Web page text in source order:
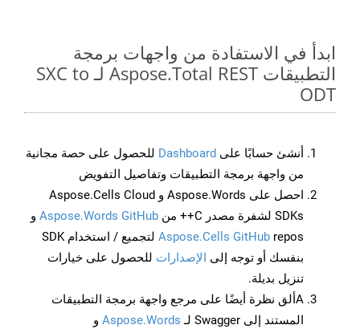
ابدأ في الاستفادة من واجهات برمجة
التطبيقات Aspose.Total REST لـ SXC to
ODT
أنشئ حسابًا على Dashboard للحصول على حصة مجانية
من واجهة برمجة التطبيقات وتفاصيل التفويض
احصل على Aspose.Words و Aspose.Cells Cloud
SDKs لشفرة مصدر C++ من
Aspose.Words GitHub و
Aspose.Cells GitHub
repos لتجميع / استخدام SDK
بنفسك أو توجه إلى الإصدارات للحصول على خيارات
تنزيل بديلة.
Aألق نظرة أيضًا على مرجع واجهة برمجة التطبيقات
المستند إلى Swagger لـ
Aspose.Words و